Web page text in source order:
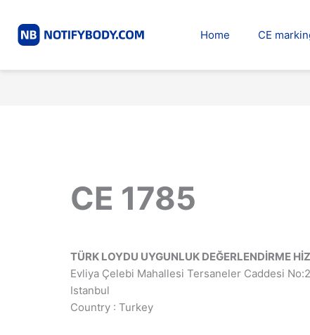
content
Home CE
CE 1785
TÜRK LOYDU UYGUNLUK DEĞERLENDİRME
Evliya Çelebi Mahallesi Tersaneler Caddesi
Istanbul
Country : Turkey